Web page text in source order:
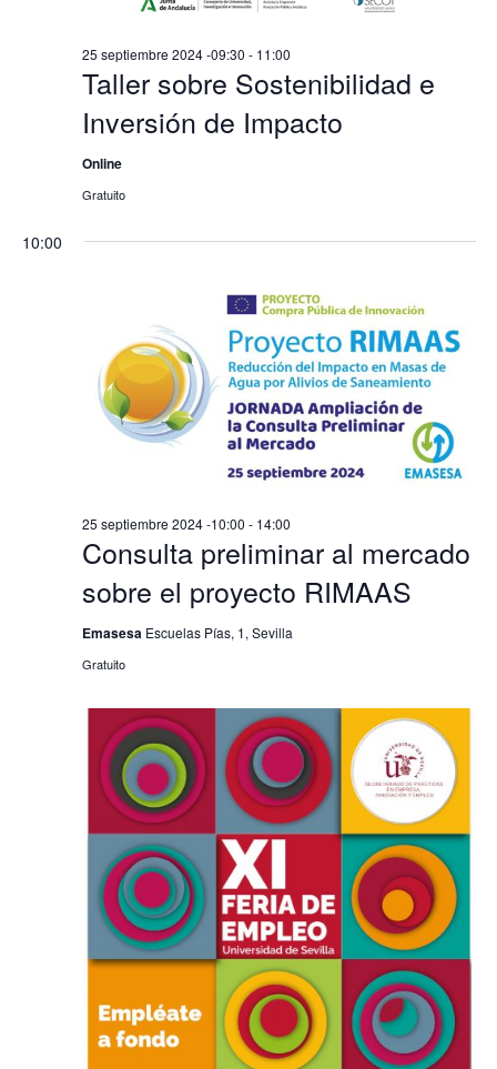
Taller sobre Sostenibilidad e
Inversión de Impacto
25 septiembre 2024 -09:30 - 11:00
Online
Gratuito
10:00
Consulta preliminar al mercado
sobre el proyecto RIMAAS
25 septiembre 2024 -10:00 - 14:00
Emasesa Escuelas Pías, 1, Sevilla
Gratuito